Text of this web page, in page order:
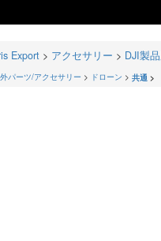
Export > アクセサリー > DJI製
パーツ/アクセサリー > ドローン > 共通 >